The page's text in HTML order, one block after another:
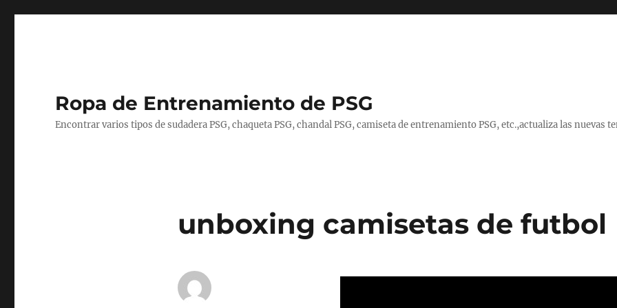
Ropa de Entrenamiento de PSG
Encontrar varios tipos de sudadera PSG, chaqueta PSG, chandal PSG, camiseta de entrenamiento PSG, etc.,actualiza las nuevas
unboxing camisetas de futbol